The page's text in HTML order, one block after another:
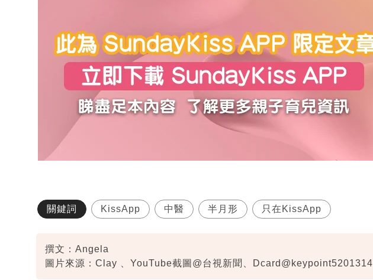
關鍵詞 KissApp 中醫 半月形 只在KissApp
撰文：Angela
圖片來源：Clay 、YouTube截圖@台視新聞、Dcard@keypoint5201314